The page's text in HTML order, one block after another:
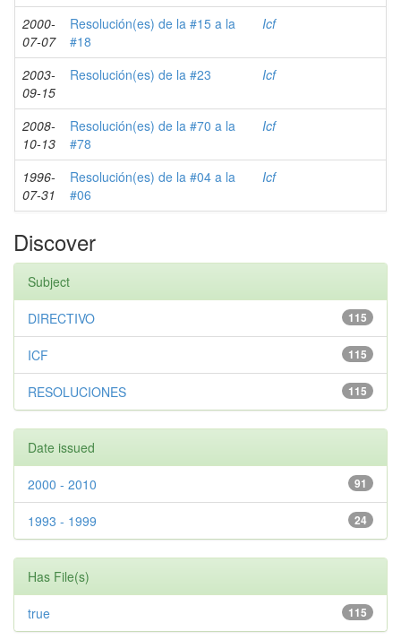
2000-
07-07
Resolución(es) de la #15 a la
#18
Icf
2003-
09-15
Resolución(es) de la #23 Icf
2008-
10-13
Resolución(es) de la #70 a la
#78
Icf
1996-
07-31
Resolución(es) de la #04 a la
#06
Icf
Discover
Subject
115
DIRECTIVO
115
ICF
115
RESOLUCIONES
Date issued
91
2000 - 2010
24
1993 - 1999
Has File(s)
115
true